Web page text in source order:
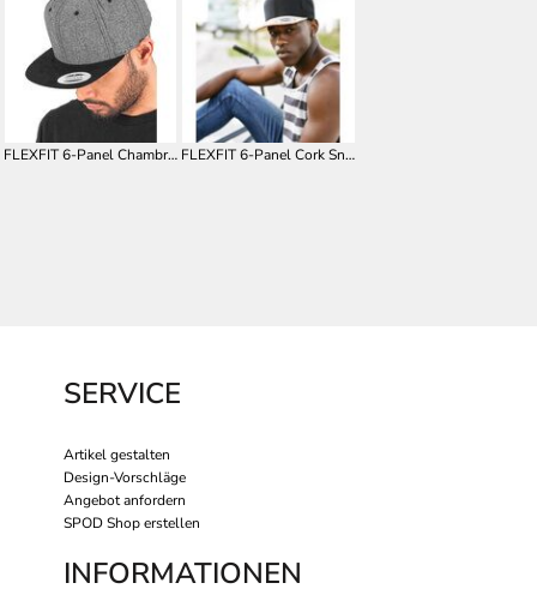
FLEXFIT 6-Panel Chambray-Suede Snapback FX6089CH FLEXFIT 6-Panel Cork Snapback FX6089CO
SERVICE
Artikel gestalten
Design-Vorschläge
Angebot anfordern
SPOD Shop erstellen
INFORMATIONEN